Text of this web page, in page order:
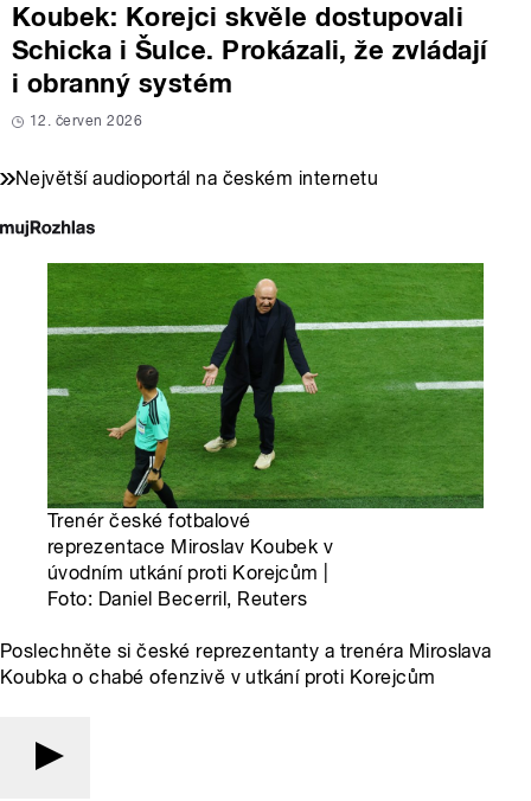
Koubek: Korejci skvěle dostupovali
Schicka i Šulce. Prokázali, že zvládají
i obranný systém
12. červen 2026
Největší audioportál na českém internetu
Trenér české fotbalové
reprezentace Miroslav Koubek v
úvodním utkání proti Korejcům |
Foto: Daniel Becerril, Reuters
Poslechněte si české reprezentanty a trenéra Miroslava
Koubka o chabé ofenzivě v utkání proti Korejcům